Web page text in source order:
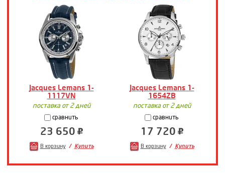
Jacques Lemans 1-
1117VN
Jacques Lemans 1-
1654ZB
поставка от 2 дней
сравнить
23 650
В корзину Купить
поставка от 2 дней
сравнить
17 720
В корзину Купить